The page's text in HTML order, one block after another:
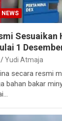
NEWS
Sesuaikan
1
Yudi Atmaja
secara resmi
bahan bakar